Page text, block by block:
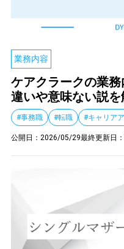
業務内容
ケアクラークの業
違いや意味ない説を
#事務職 #転職 #キャリア
公開日： 2026/05/29最終更新日：